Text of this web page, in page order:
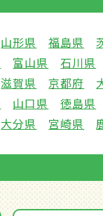
山形県 福島県
富山県 石川県
滋賀県 京都府
山口県 徳島県
大分県 宮崎県